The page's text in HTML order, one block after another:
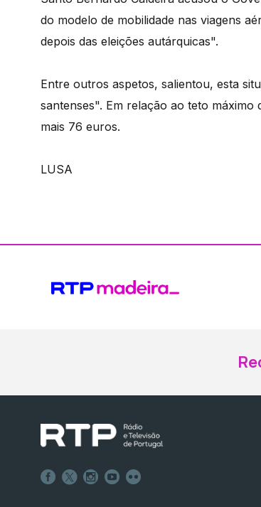
do modelo de mobilidade nas viagens
depois das eleições autárquicas".
Entre outros aspetos, salientou, esta
santenses". Em relação ao teto
mais 76 euros.
LUSA